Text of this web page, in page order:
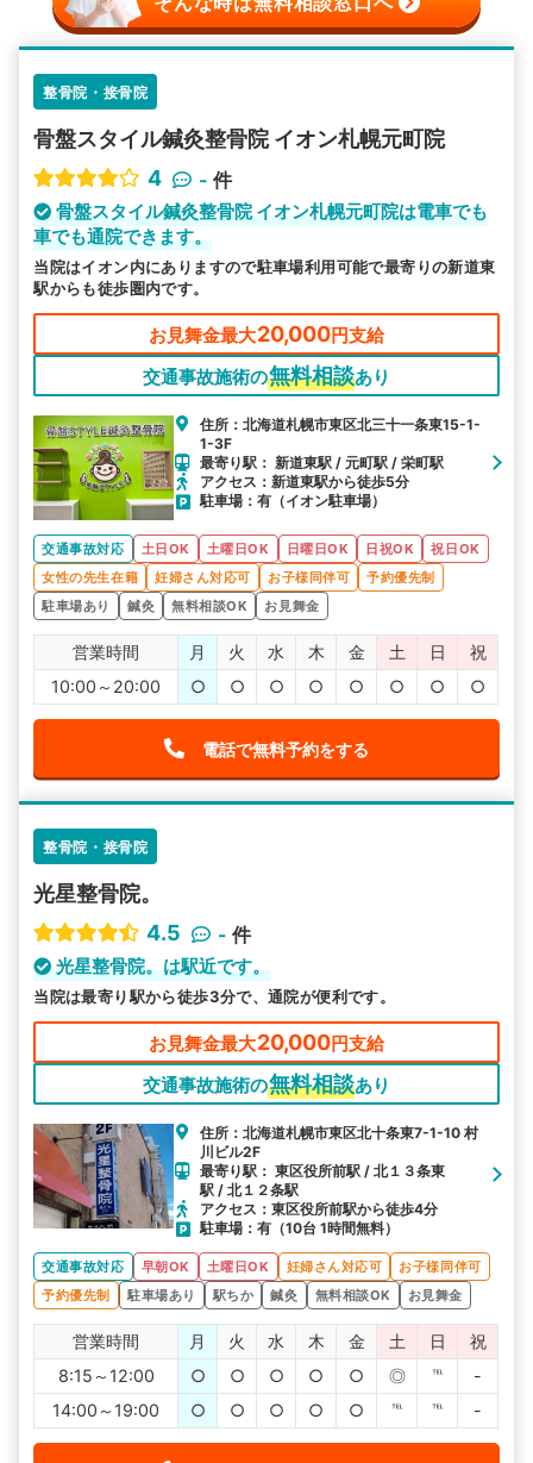
整骨院・接骨院
骨盤スタイル鍼灸整骨院 イオン札幌元町院
4
- 件
骨盤スタイル鍼灸整骨院 イオン札幌元町院は電車でも
車でも通院できます。
当院はイオン内にありますので駐車場利用可能で最寄りの新道東
駅からも徒歩圏内です。
お見舞金最大20,000円支給
交通事故施術の無料相談あり
住所：北海道札幌市東区北三十一条東15-1-
1-3F
最寄り駅： 新道東駅 / 元町駅 / 栄町駅
アクセス：新道東駅から徒歩5分
駐車場：有（イオン駐車場）
交通事故対応 土日OK 土曜日OK 日曜日OK 日祝OK
祝日OK
女性の先生在籍
妊婦さん対応可 お子様同伴可
予約優先制
駐車場あり
鍼灸 無料相談OK お見舞金
営業時間 月 火 水 木 金 土 日
祝
10:00～20:00
○ ○ ○ ○ ○ ○ ○ ○
電話で無料予約をする
整骨院・接骨院
光星整骨院。
4.5
- 件
光星整骨院。は駅近です。
当院は最寄り駅から徒歩3分で、通院が便利です。
お見舞金最大20,000円支給
交通事故施術の無料相談あり
住所：北海道札幌市東区北十条東7-1-10 村
川ビル2F
最寄り駅： 東区役所前駅 / 北１３条東
駅 / 北１２条駅
アクセス：東区役所前駅から徒歩4分
駐車場：有（10台 1時間無料）
交通事故対応 早朝OK 土曜日OK 妊婦さん対応可
お子様同伴可
予約優先制
駐車場あり 駅ちか 鍼灸 無料相談OK お見舞金
営業時間 月 火 水 木 金 土 日
祝
8:15～12:00
○ ○ ○ ○ ○ ◎ ℡
-
14:00～19:00
○ ○ ○ ○ ○ ℡ ℡ -